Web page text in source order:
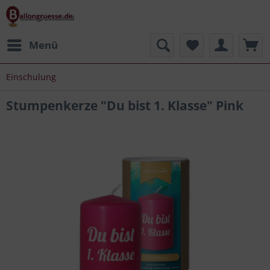
Menü
Einschulung
Stumpenkerze "Du bist 1. Klasse" Pink